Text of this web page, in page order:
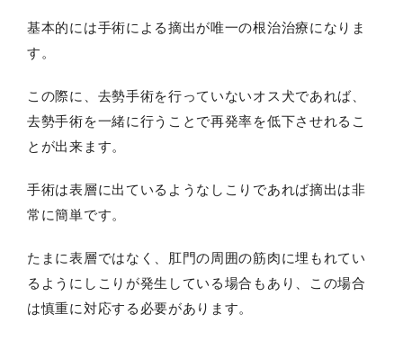
基本的には手術による摘出が唯一の根治治療になりま
す。
この際に、去勢手術を行っていないオス犬であれば、
去勢手術を一緒に行うことで再発率を低下させれるこ
とが出来ます。
手術は表層に出ているようなしこりであれば摘出は非
常に簡単です。
たまに表層ではなく、肛門の周囲の筋肉に埋もれてい
るようにしこりが発生している場合もあり、この場合
は慎重に対応する必要があります。